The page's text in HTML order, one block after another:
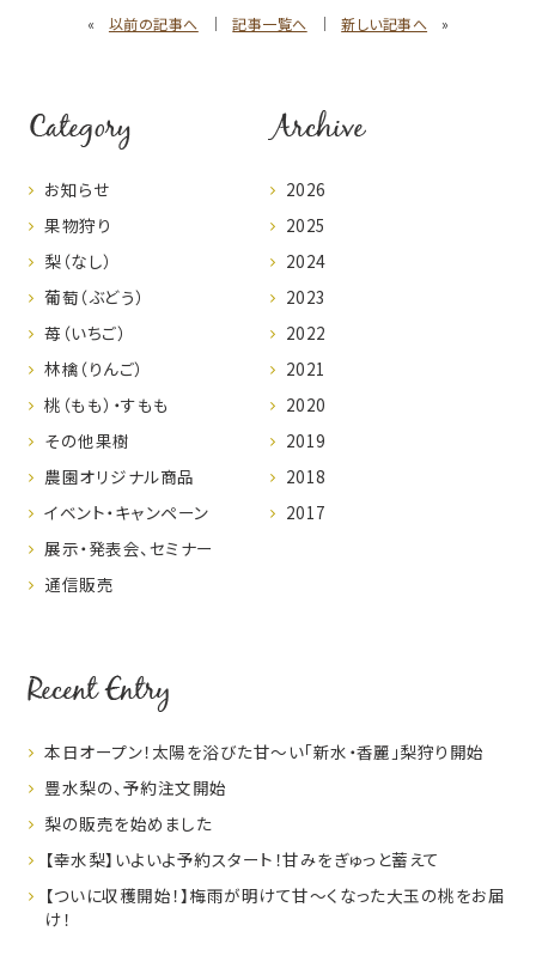
« 以前の記事へ ｜ 記事一覧へ ｜ 新しい記事へ »
Category
お知らせ
果物狩り
梨（なし）
葡萄（ぶどう）
苺（いちご）
林檎（りんご）
桃（もも）・すもも
その他果樹
農園オリジナル商品
イベント・キャンペーン
展示・発表会、セミナー
通信販売
2026
2025
2024
2023
2022
2021
2020
2019
2018
2017
本日オープン！太陽を浴びた甘～い「新水・香麗」梨狩り開始
豊水梨の、予約注文開始
梨の販売を始めました
【幸水梨】いよいよ予約スタート！甘みをぎゅっと蓄えて
【ついに収穫開始！】梅雨が明けて甘～くなった大玉の桃をお届
け！